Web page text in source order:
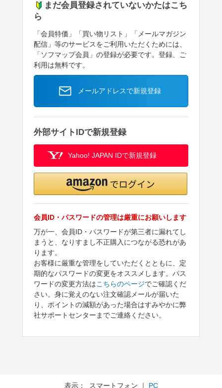
まだ会員登録されていないかたはこち
ら
「会員特価」「買い物リスト」「メールマガジン
配信」等のサービスをご利用いただくためには、
「ソフマップ会員」の登録が必要です。登録、ご
利用は無料です。
メールアドレスで新規登録
外部サイトIDで新規登録
Yahoo! JAPAN IDで新規登録
会員ID・パスワードの管理は厳重にお願いします
万が一、会員ID・パスワードが第三者に漏れてし
まうと、なりすまし不正購入につながる恐れがあ
ります。
お客様に厳重な管理をしていただくとともに、定
期的なパスワードの変更をオススメします。パス
ワードの変更方法はこちらのページでご確認くだ
さい。身に覚えのない注文確認メールが届いた
り、ポイントの減額があった場合はすみやかに弊
社サポートセンターまでご連絡ください。
表示： スマートフォン ｜ PC